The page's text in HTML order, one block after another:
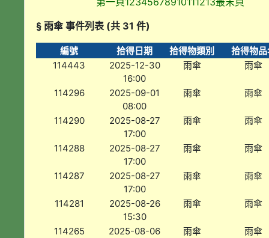
§ 雨傘 事件列表 (共 31 件)
編號 拾得日期 拾得物類別
拾得物品
114443
2025-12-30
16:00
雨傘 雨傘
114296
2025-09-01
08:00
雨傘 雨傘
114290
2025-08-27
17:00
雨傘 雨傘
114288
2025-08-27
17:00
雨傘 雨傘
114287
2025-08-27
17:00
雨傘 雨傘
114281
2025-08-26
15:30
雨傘 雨傘
114265
2025-08-06
雨傘 雨傘